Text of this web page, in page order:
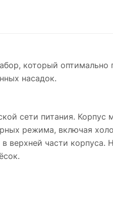
который оптимально
насадок.
сети питания. Корпус
режима, включая
верхней части корпуса.